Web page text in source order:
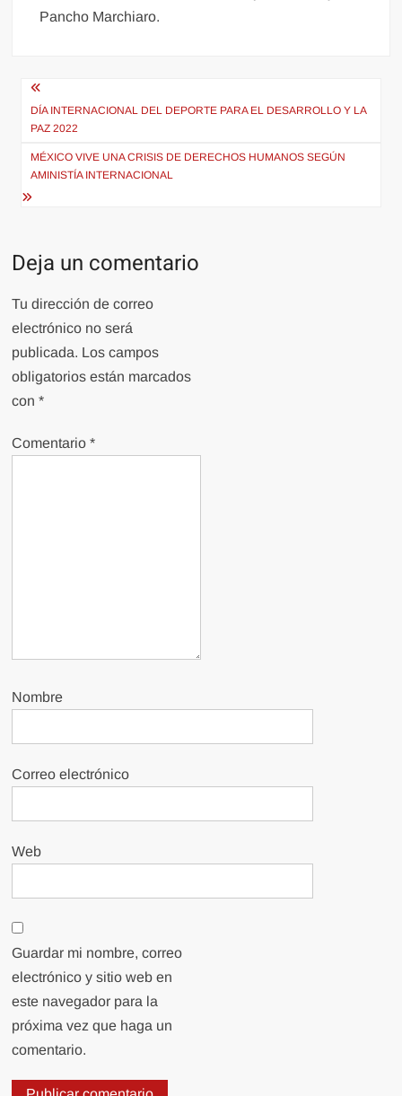
Pancho Marchiaro.
Navegación
de
entradas
DÍA INTERNACIONAL DEL DEPORTE PARA EL DESARROLLO Y LA
PAZ 2022
MÉXICO VIVE UNA CRISIS DE DERECHOS HUMANOS SEGÚN
AMINISTÍA INTERNACIONAL
Deja un comentario
Tu dirección de correo
electrónico no será
publicada. Los campos
obligatorios están marcados
con*
Comentario*
Nombre
Correo electrónico
Web
Guardar mi nombre, correo
electrónico y sitio web en
este navegador para la
próxima vez que haga un
comentario.